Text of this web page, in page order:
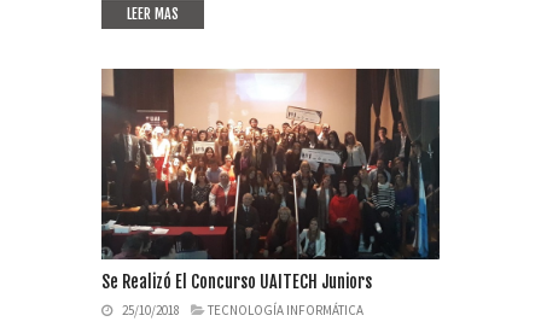
LEER MAS
Se Realizó El Concurso UAITECH Juniors
25/10/2018 TECNOLOGÍA INFORMÁTICA